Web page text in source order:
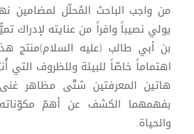
من واجب الباحث المُحلّل لمضامين
يولي نصيباً وافراً من عنايته لإدراك
بن أبي طالب (عليه السلام)منتج
اهتماماً خاصّاً للبيئة وللظروف التي
هاتين المعرفتين شتّى مظاهر
بفهمهما الكشف عن أهمّ
والحياة.